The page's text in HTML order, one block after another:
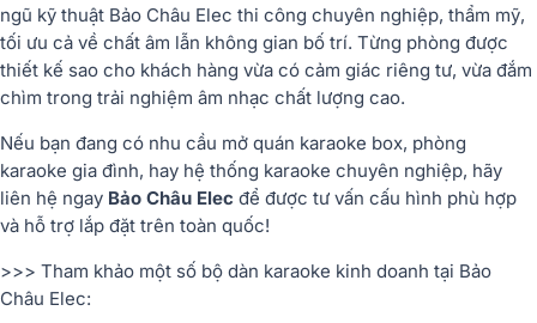
ngũ kỹ thuật Bảo Châu Elec thi công chuyên nghiệp, thẩm mỹ,
tối ưu cả về chất âm lẫn không gian bố trí. Từng phòng được
thiết kế sao cho khách hàng vừa có cảm giác riêng tư, vừa đắm
chìm trong trải nghiệm âm nhạc chất lượng cao.
Nếu bạn đang có nhu cầu mở quán karaoke box, phòng
karaoke gia đình, hay hệ thống karaoke chuyên nghiệp, hãy
liên hệ ngay Bảo Châu Elec để được tư vấn cấu hình phù hợp
và hỗ trợ lắp đặt trên toàn quốc!
>>> Tham khảo một số bộ dàn karaoke kinh doanh tại Bảo
Châu Elec: